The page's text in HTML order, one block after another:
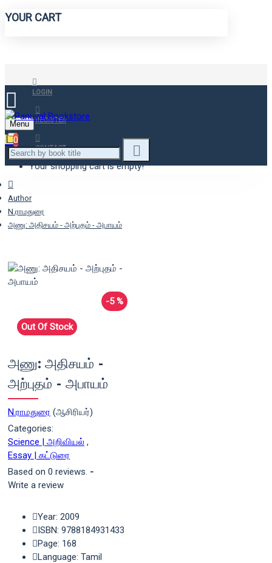
YOUR CART
LOGIN
REGISTER
CONTACT
Menu
0
Your shopping cart is empty!
Author
N.ராமதுரை
அணு: அதிசயம் - அற்புதம் - அபாயம்
-5 %
Out Of Stock
அணு: அதிசயம் -
அற்புதம் - அபாயம்
N.ராமதுரை (ஆசிரியர்)
Categories:
Science | அறிவியல் ,
Essay | கட்டுரை
Based on 0 reviews. -
Write a review
Year: 2009
ISBN: 9788184931433
Page: 168
Language: Tamil